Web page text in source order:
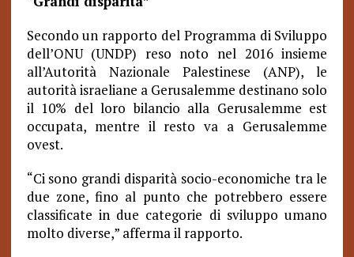
Secondo un rapporto del Programma di Sviluppo
dell’ONU (UNDP) reso noto nel 2016 insieme
all’Autorità Nazionale Palestinese (ANP), le
autorità israeliane a Gerusalemme destinano solo
il 10% del loro bilancio alla Gerusalemme est
occupata, mentre il resto va a Gerusalemme
ovest.
“Ci sono grandi disparità socio-economiche tra le
due zone, fino al punto che potrebbero essere
classificate in due categorie di sviluppo umano
molto diverse,” afferma il rapporto.